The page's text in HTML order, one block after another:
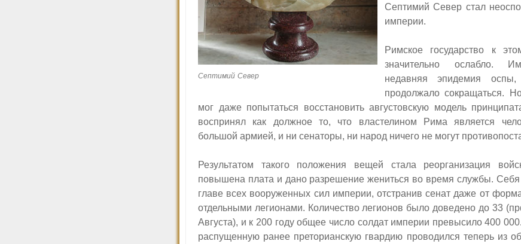
Септимий Север
Септимий Север стал
империи.
Римское государство к
значительно ослабло.
недавняя эпидемия
продолжало сокращаться.
мог даже попытаться восстановить августовскую модель
воспринял как должное то, что властелином Рима является
большой армией, и ни сенаторы, ни народ ничего не могут
Результатом такого положения вещей стала реорганизация
повышена плата и дано разрешение жениться во время службы.
главе всех вооруженных сил империи, отстранив сенат даже от
отдельными легионами. Количество легионов было доведено до 33
Августа), и к 200 году общее число солдат империи превысило 400
распущенную ранее преторианскую гвардию проводился теперь из